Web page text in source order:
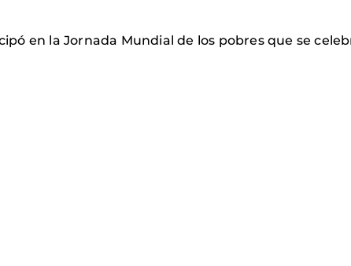
en la Jornada Mundial de los pobres que se